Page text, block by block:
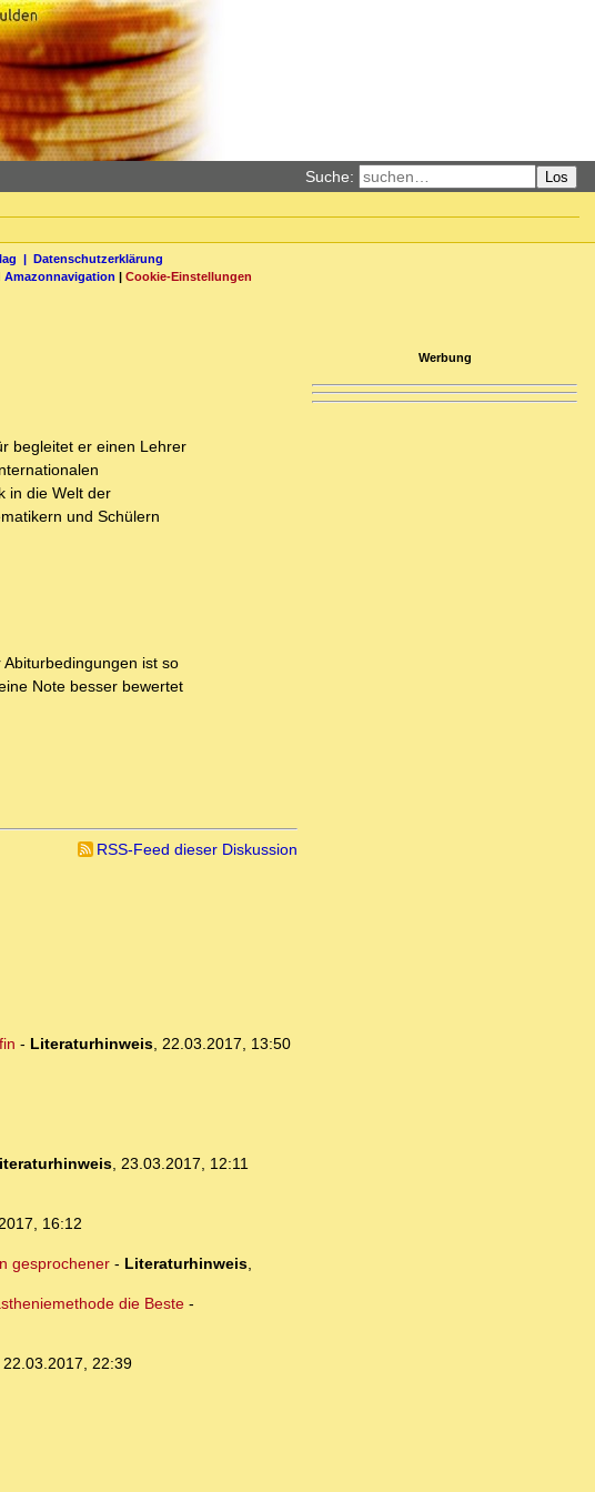
Suche: Los
| Datenschutzerklärung
Amazonnavigation | Cookie-Einstellungen
begleitet er einen Lehrer
in die Welt der
und Schülern
ist so
Note besser bewertet
RSS-Feed dieser Diskussion
- Literaturhinweis, 22.03.2017, 13:50
, 23.03.2017, 12:11
16:12
gesprochener- Literaturhinweis,
die Beste-
22.03.2017, 22:39
Werbung